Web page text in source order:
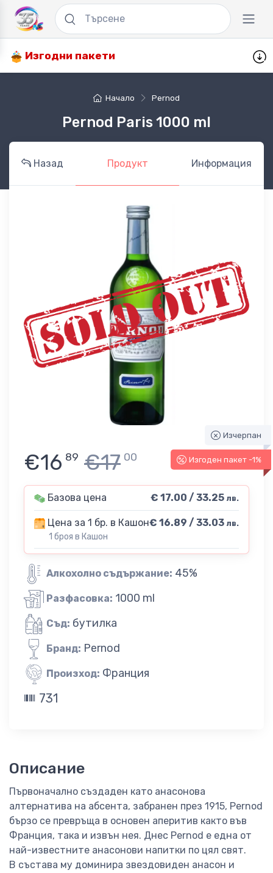
Изгодни пакети
Начало Pernod
Pernod Paris 1000 ml
Назад Продукт Информация
Изчерпан
Изгоден пакет -1%
€16 89 €17 00
Базова цена € 17.00 / 33.25 лв.
Цена за 1 бр. в Кашон
1 броя в Кашон
€ 16.89 / 33.03 лв.
Алкохолно съдържание: 45%
Разфасовка: 1000 ml
Съд: бутилка
Бранд: Pernod
Произход: Франция
731
Описание
Първоначално създаден като анасонова
алтернатива на абсента, забранен през 1915, Pernod
бързо се превръща в основен аперитив както във
Франция, така и извън нея. Днес Pernod е една от
най-известните анасонови напитки по цял свят.
В състава му доминира звездовиден анасон и